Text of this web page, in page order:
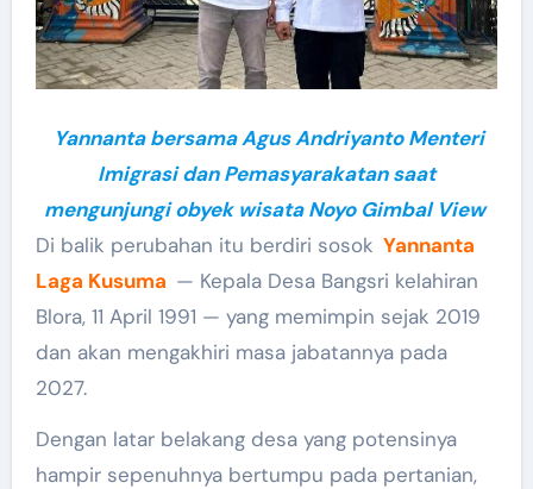
Yannanta bersama Agus Andriyanto Menteri
Imigrasi dan Pemasyarakatan saat
mengunjungi obyek wisata Noyo Gimbal View
Di balik perubahan itu berdiri sosok Yannanta
Laga Kusuma — Kepala Desa Bangsri kelahiran
Blora, 11 April 1991 — yang memimpin sejak 2019
dan akan mengakhiri masa jabatannya pada
2027.
Dengan latar belakang desa yang potensinya
hampir sepenuhnya bertumpu pada pertanian,